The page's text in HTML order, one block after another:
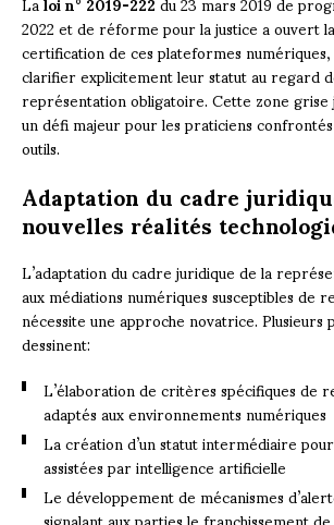
2022 et de réforme pour la justice a ouvert
certification de ces plateformes
clarifier explicitement leur statut au regard
représentation obligatoire. Cette zone
un défi majeur pour les praticiens
outils.
Adaptation du cadre
nouvelles réalités
L’adaptation du cadre juridique de la
aux médiations numériques susceptibles de
nécessite une approche novatrice. Plusieurs
dessinent:
L’élaboration de critères spécifiques de
adaptés aux environnements numériques
La création d’un statut intermédiaire
assistées par intelligence artificielle
Le développement de mécanismes